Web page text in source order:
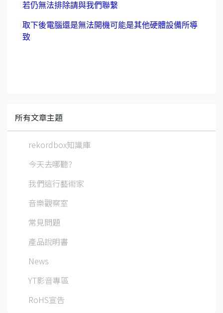
若仍無法排除請與我們聯繫
取下後電腦還是無法開機可能是其他硬體設備所導
致
所有文章主題
rekordbox知識庫
今天去哪聽?
我們這行藝術家
音樂觀察室
常見問題
產品說明書
News
YT影音專區
RoHS宣告